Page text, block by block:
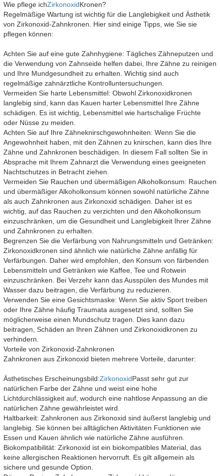
Wie pflege ichZirkonoxidKronen?
Regelmäßige Wartung ist wichtig für die Langlebigkeit und Ästhetik
von Zirkonoxid-Zahnkronen. Hier sind einige Tipps, wie Sie sie
pflegen können:
Achten Sie auf eine gute Zahnhygiene: Tägliches Zähneputzen und
die Verwendung von Zahnseide helfen dabei, Ihre Zähne zu reinigen
und Ihre Mundgesundheit zu erhalten. Wichtig sind auch
regelmäßige zahnärztliche Kontrolluntersuchungen.
Vermeiden Sie harte Lebensmittel: Obwohl Zirkonoxidkronen
langlebig sind, kann das Kauen harter Lebensmittel Ihre Zähne
schädigen. Es ist wichtig, Lebensmittel wie hartschalige Früchte
oder Nüsse zu meiden.
Achten Sie auf Ihre Zähneknirschgewohnheiten: Wenn Sie die
Angewohnheit haben, mit den Zähnen zu knirschen, kann dies Ihre
Zähne und Zahnkronen beschädigen. In diesem Fall sollten Sie in
Absprache mit Ihrem Zahnarzt die Verwendung eines geeigneten
Nachtschutzes in Betracht ziehen.
Vermeiden Sie Rauchen und übermäßigen Alkoholkonsum: Rauchen
und übermäßiger Alkoholkonsum können sowohl natürliche Zähne
als auch Zahnkronen aus Zirkonoxid schädigen. Daher ist es
wichtig, auf das Rauchen zu verzichten und den Alkoholkonsum
einzuschränken, um die Gesundheit und Langlebigkeit Ihrer Zähne
und Zahnkronen zu erhalten.
Begrenzen Sie die Verfärbung von Nahrungsmitteln und Getränken:
Zirkonoxidkronen sind ähnlich wie natürliche Zähne anfällig für
Verfärbungen. Daher wird empfohlen, den Konsum von färbenden
Lebensmitteln und Getränken wie Kaffee, Tee und Rotwein
einzuschränken. Bei Verzehr kann das Ausspülen des Mundes mit
Wasser dazu beitragen, die Verfärbung zu reduzieren.
Verwenden Sie eine Gesichtsmaske: Wenn Sie aktiv Sport treiben
oder Ihre Zähne häufig Traumata ausgesetzt sind, sollten Sie
möglicherweise einen Mundschutz tragen. Dies kann dazu
beitragen, Schäden an Ihren Zähnen und Zirkonoxidkronen zu
verhindern.
Vorteile von Zirkonoxid-Zahnkronen
Zahnkronen aus Zirkonoxid bieten mehrere Vorteile, darunter:
Ästhetisches Erscheinungsbild:ZirkonoxidPasst sehr gut zur
natürlichen Farbe der Zähne und weist eine hohe
Lichtdurchlässigkeit auf, wodurch eine nahtlose Anpassung an die
natürlichen Zähne gewährleistet wird.
Haltbarkeit: Zahnkronen aus Zirkonoxid sind äußerst langlebig und
langlebig. Sie können bei alltäglichen Aktivitäten Funktionen wie
Essen und Kauen ähnlich wie natürliche Zähne ausführen.
Biokompatibilität: Zirkonoxid ist ein biokompatibles Material, das
keine allergischen Reaktionen hervorruft. Es gilt allgemein als
sichere und gesunde Option.